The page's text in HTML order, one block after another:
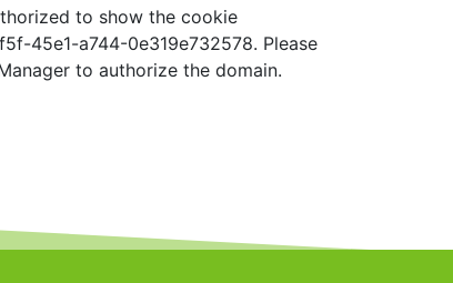
to show the cookie
45e1-a744-0e319e732578. Please
to authorize the domain.